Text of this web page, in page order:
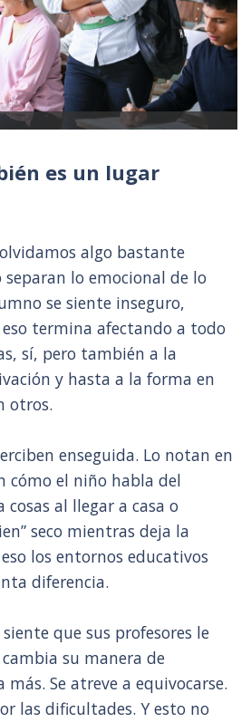
es un lugar
algo bastante
lo emocional de lo
se siente inseguro,
termina afectando a todo
sí, pero también a la
y hasta a la forma en
otros.
enseguida. Lo notan en
cómo el niño habla del
cosas al llegar a casa o
seco mientras deja la
los entornos educativos
diferencia.
que sus profesores le
su manera de
Se atreve a equivocarse.
las dificultades. Y esto no